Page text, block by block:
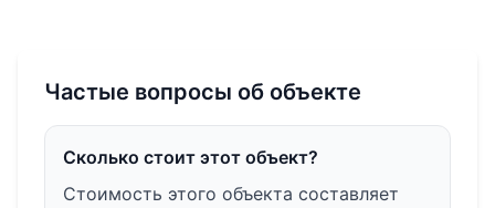
Частые вопросы об объекте
Сколько стоит этот объект?
Стоимость этого объекта составляет